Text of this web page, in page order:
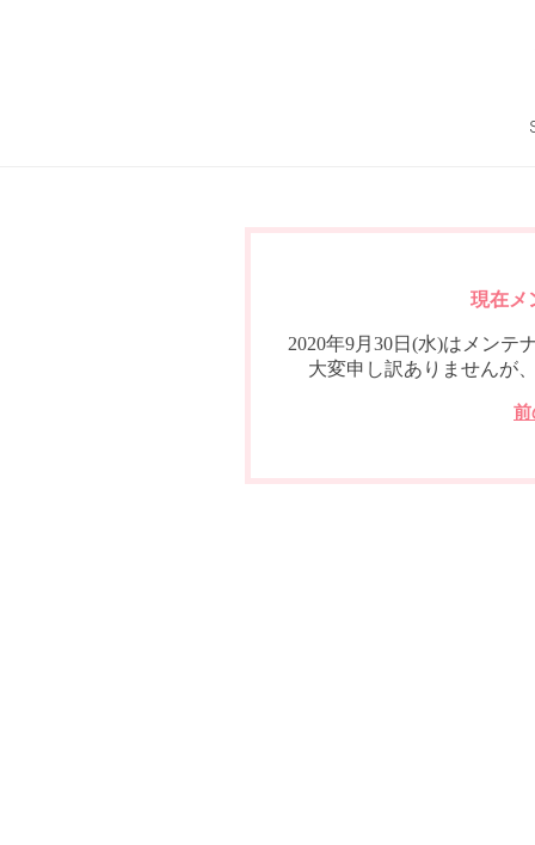
現在メ
2020年9月30日(水)はメンテ
大変申し訳ありませんが
前